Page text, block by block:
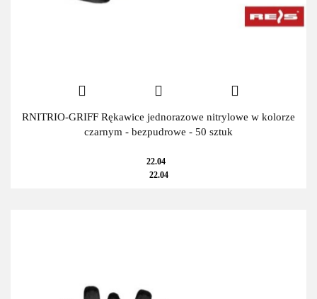
RNITRIO-GRIFF Rękawice jednorazowe nitrylowe w kolorze
czarnym - bezpudrowe - 50 sztuk
22.04
22.04